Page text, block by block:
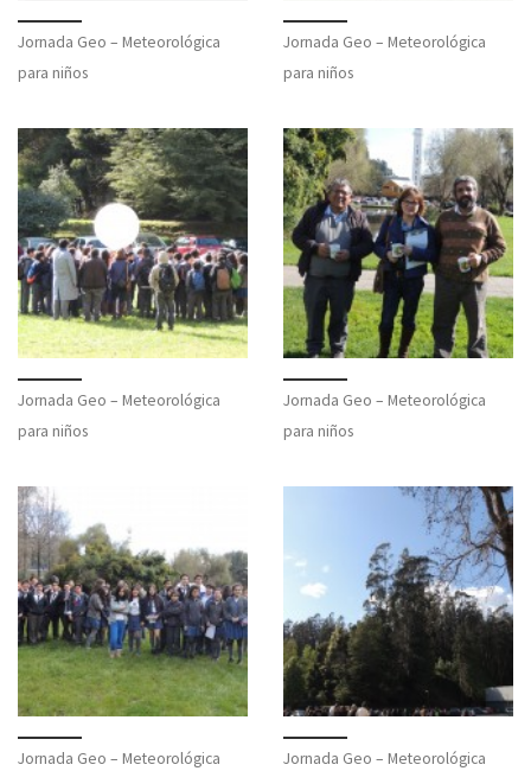
Jornada Geo – Meteorológica
para niños
Jornada Geo – Meteorológica
para niños
Jornada Geo – Meteorológica
para niños
Jornada Geo – Meteorológica
para niños
Jornada Geo – Meteorológica
Jornada Geo – Meteorológica